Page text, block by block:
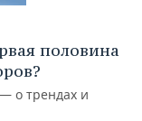
половина
о трендах и